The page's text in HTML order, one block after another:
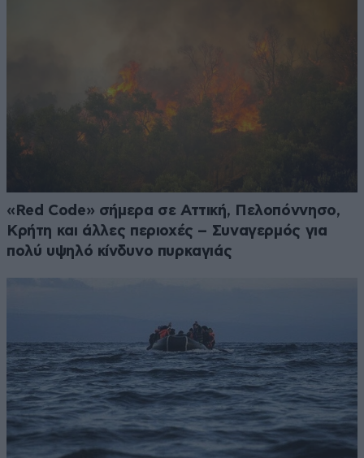
«Red Code» σήμερα σε Αττική, Πελοπόννησο,
Κρήτη και άλλες περιοχές – Συναγερμός για
πολύ υψηλό κίνδυνο πυρκαγιάς